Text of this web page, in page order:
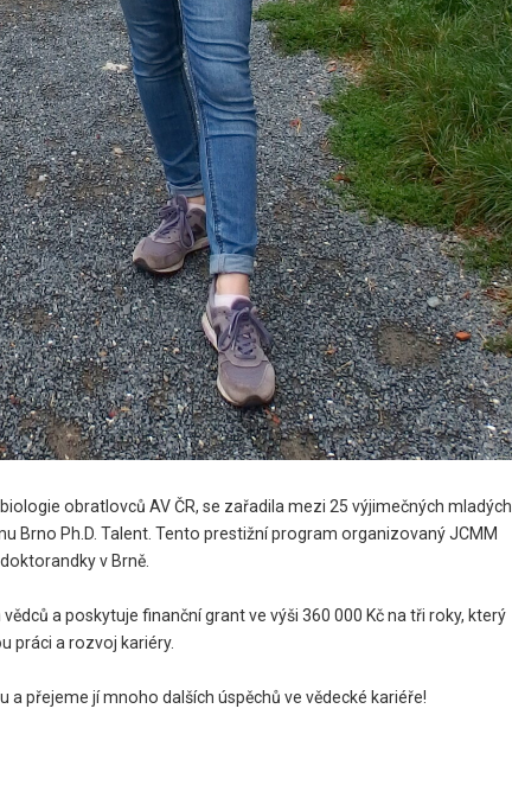
obratlovců AV ČR, se zařadila mezi 25 výjimečných mladých
Brno Ph.D. Talent. Tento prestižní program organizovaný JCMM
v Brně.
a poskytuje finanční grant ve výši 360 000 Kč na tři roky, který
práci a rozvoj kariéry.
přejeme jí mnoho dalších úspěchů ve vědecké kariéře!